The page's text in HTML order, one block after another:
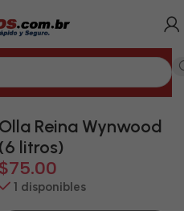
Matanzas
Olla Reina Wynwood
(6 litros)
$75.00
1 disponibles